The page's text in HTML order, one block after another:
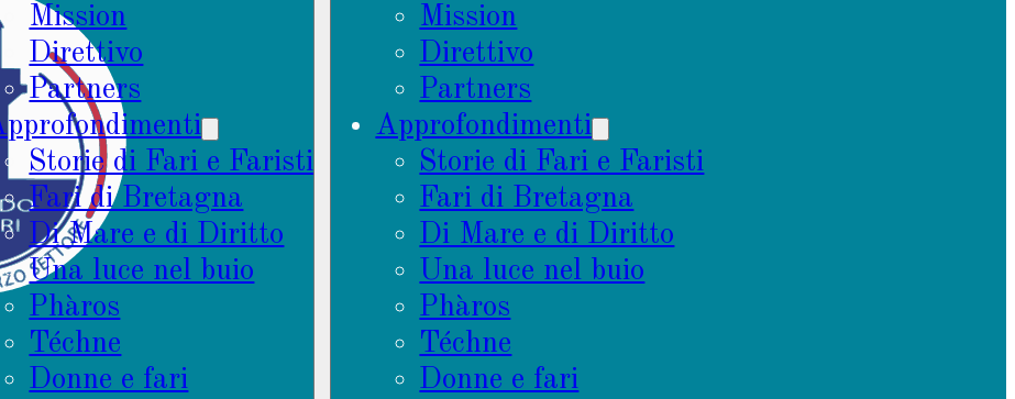
Mission
Direttivo
Partners
Storie di Fari e Faristi
Fari di Bretagna
Di Mare e di Diritto
Una luce nel buio
Phàros
Téchne
Donne e fari
Mission
Direttivo
Partners
Approfondimenti
Storie di Fari e Faristi
Fari di Bretagna
Di Mare e di Diritto
Una luce nel buio
Phàros
Téchne
Donne e fari